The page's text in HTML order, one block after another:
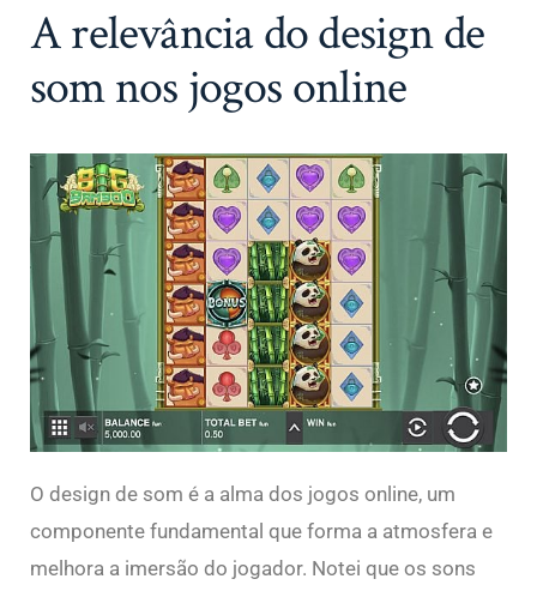
A relevância do design de
som nos jogos online
O design de som é a alma dos jogos online, um
componente fundamental que forma a atmosfera e
melhora a imersão do jogador. Notei que os sons